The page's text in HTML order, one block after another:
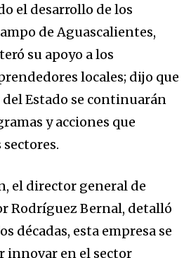
el desarrollo de los
de Aguascalientes,
su apoyo a los
locales; dijo que
Estado se continuarán
y acciones que
el director general de
Rodríguez Bernal, detalló
décadas, esta empresa se
en el sector